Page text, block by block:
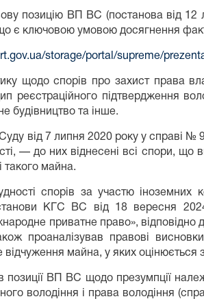
позицію ВП ВС (постанова від
є ключовою умовою досягнення
storage/portal/supreme/
щодо спорів про захист права
реєстраційного підтвердження
будівництво та інше.
від 7 липня 2020 року у справі
— до них віднесені всі спори,
такого майна.
спорів за участю
КГС ВС від 18 вересня
приватне право», відповідно
проаналізував правові
майна, у яких оцінюється
позиції ВП ВС щодо презумпції
володіння і права володіння